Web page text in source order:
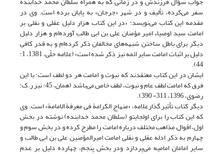
سفر می‌کرده، تألیف و در شهر «جرجان» به پایان برده است. وی در
مقدمه این کتاب می‌نویسد: «در این کتاب هزار دلیل عقلی و نقلی بر
امامت سید اوصیاء امیر مؤمنان علی بن ابی طالب آورده‌ام و هزار دلیل
دیگر برای باطل ساختن شبهه‌های مخالفان ذکر کرده‌ام و به قدر کافی
دلیل بر اثبات امامت سایر ائمه نیز ذکر شده است» (علامه حلّی، 1381، 1:
44).
ایشان در این کتاب معتقدند که نبوت و امامت هر دو لطف است؛ با این
فرق که امامت لطف عام و نبوت، لطف خاص می‌باشد (همان، 45؛ نیز ر.ک:
رضوی، 1396، 311- 390).
دیگر کتاب تأثیر گذارعلامه، «منهاج الکرامة فی معرفة الامامة» است. وی
که این کتاب را برای اولجایتو (سلطان محمد خدابنده) نوشته در بخش
اول، اقوال مذاهب مختلف درباره امامت را مطرح کرده و در بخش سوم و
چهارم به ذکر ادله عقلی و نقلی امامت امیرالمؤمنین علی بن ابی طالب و
سایر امامان امامیه می‌پردازد ودر بخش پنجم، چهارده دلیل بر عدم